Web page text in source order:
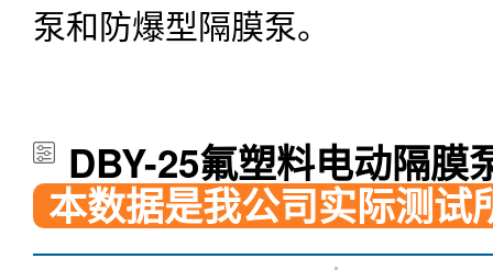
泵和防爆型隔膜泵。
DBY-25氟塑料电动隔膜
本数据是我公司实际测